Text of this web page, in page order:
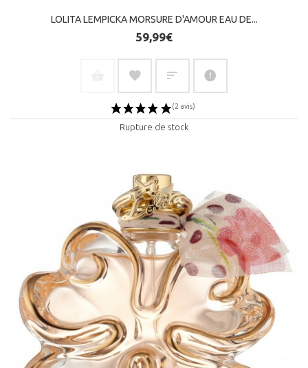
LOLITA LEMPICKA MORSURE D'AMOUR EAU DE...
59,99€
Rupture de stock